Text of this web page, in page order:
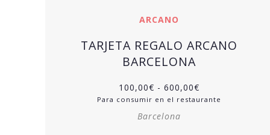
ARCANO
TARJETA REGALO ARCANO
BARCELONA
100,00€ - 600,00€
Para consumir en el restaurante
Barcelona